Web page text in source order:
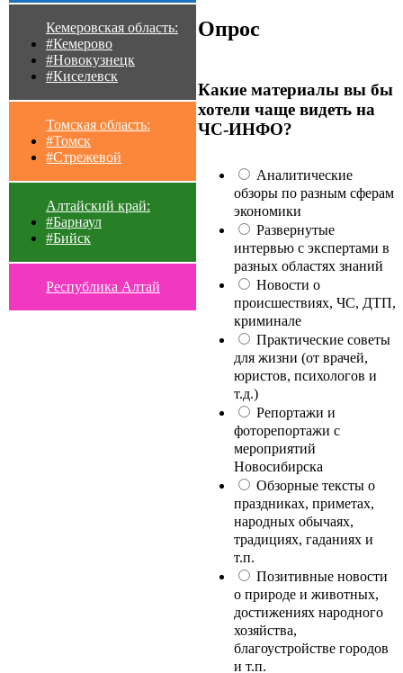
Кемеровская область:
#Кемерово
#Новокузнецк
#Киселевск
Томская область:
#Томск
#Стрежевой
Алтайский край:
#Барнаул
#Бийск
Республика Алтай
Опрос
Какие материалы вы бы
хотели чаще видеть на
ЧС-ИНФО?
Аналитические
обзоры по разным сферам
экономики
Развернутые
интервью с экспертами в
разных областях знаний
Новости о
происшествиях, ЧС, ДТП,
криминале
Практические советы
для жизни (от врачей,
юристов, психологов и
т.д.)
Репортажи и
фоторепортажи с
мероприятий
Новосибирска
Обзорные тексты о
праздниках, приметах,
народных обычаях,
традициях, гаданиях и
т.п.
Позитивные новости
о природе и животных,
достижениях народного
хозяйства,
благоустройстве городов
и т.п.